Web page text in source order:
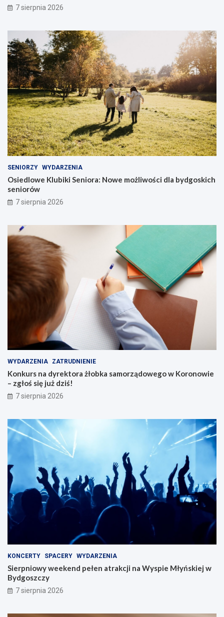
7 sierpnia 2026
SENIORZY WYDARZENIA
Osiedlowe Klubiki Seniora: Nowe możliwości dla bydgoskich
seniorów
7 sierpnia 2026
WYDARZENIA ZATRUDNIENIE
Konkurs na dyrektora żłobka samorządowego w Koronowie
– zgłoś się już dziś!
7 sierpnia 2026
KONCERTY SPACERY WYDARZENIA
Sierpniowy weekend pełen atrakcji na Wyspie Młyńskiej w
Bydgoszczy
7 sierpnia 2026